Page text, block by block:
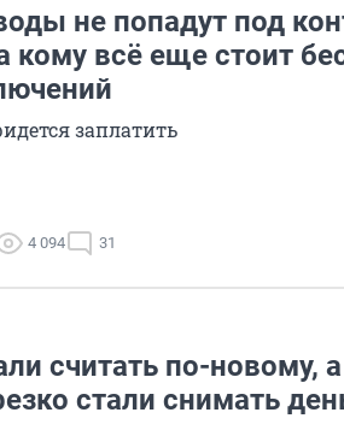
не попадут под
кому всё еще стоит
заплатить
4 094 31
считать по-новому,
стали снимать